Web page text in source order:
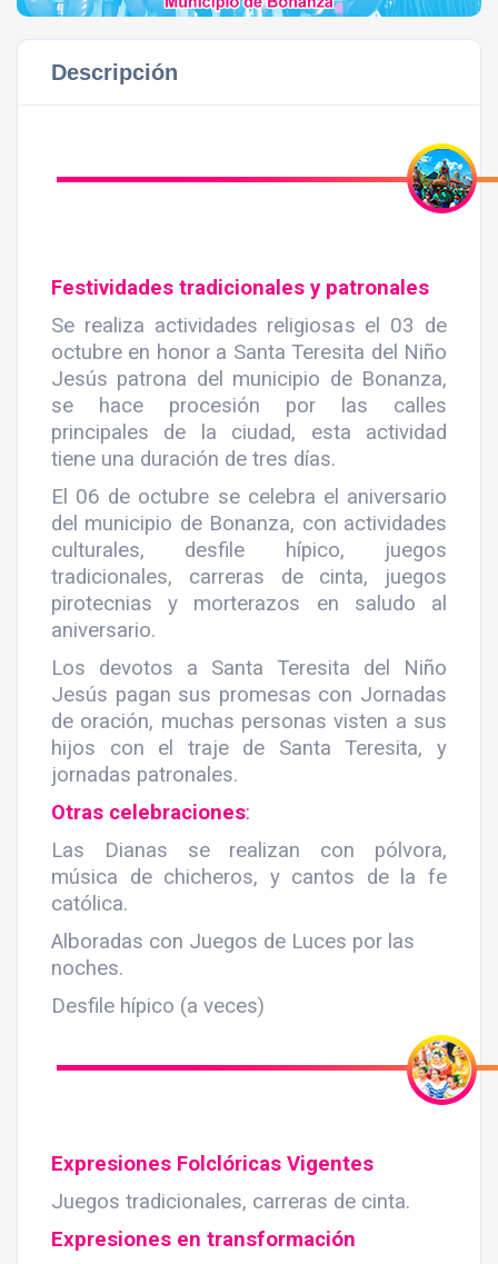
Descripción
Festividades tradicionales y patronales
Se realiza actividades religiosas el 03 de
octubre en honor a Santa Teresita del Niño
Jesús patrona del municipio de Bonanza,
se hace procesión por las calles
principales de la ciudad, esta actividad
tiene una duración de tres días.
El 06 de octubre se celebra el aniversario
del municipio de Bonanza, con actividades
culturales, desfile hípico, juegos
tradicionales, carreras de cinta, juegos
pirotecnias y morterazos en saludo al
aniversario.
Los devotos a Santa Teresita del Niño
Jesús pagan sus promesas con Jornadas
de oración, muchas personas visten a sus
hijos con el traje de Santa Teresita, y
jornadas patronales.
Otras celebraciones:
Las Dianas se realizan con pólvora,
música de chicheros, y cantos de la fe
católica.
Alboradas con Juegos de Luces por las
noches.
Desfile hípico (a veces)
Expresiones Folclóricas Vigentes
Juegos tradicionales, carreras de cinta.
Expresiones en transformación